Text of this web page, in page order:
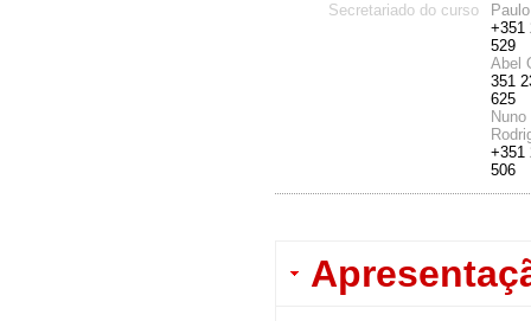
Secretariado do curso
+351
529
Abel
351
625
+351
506